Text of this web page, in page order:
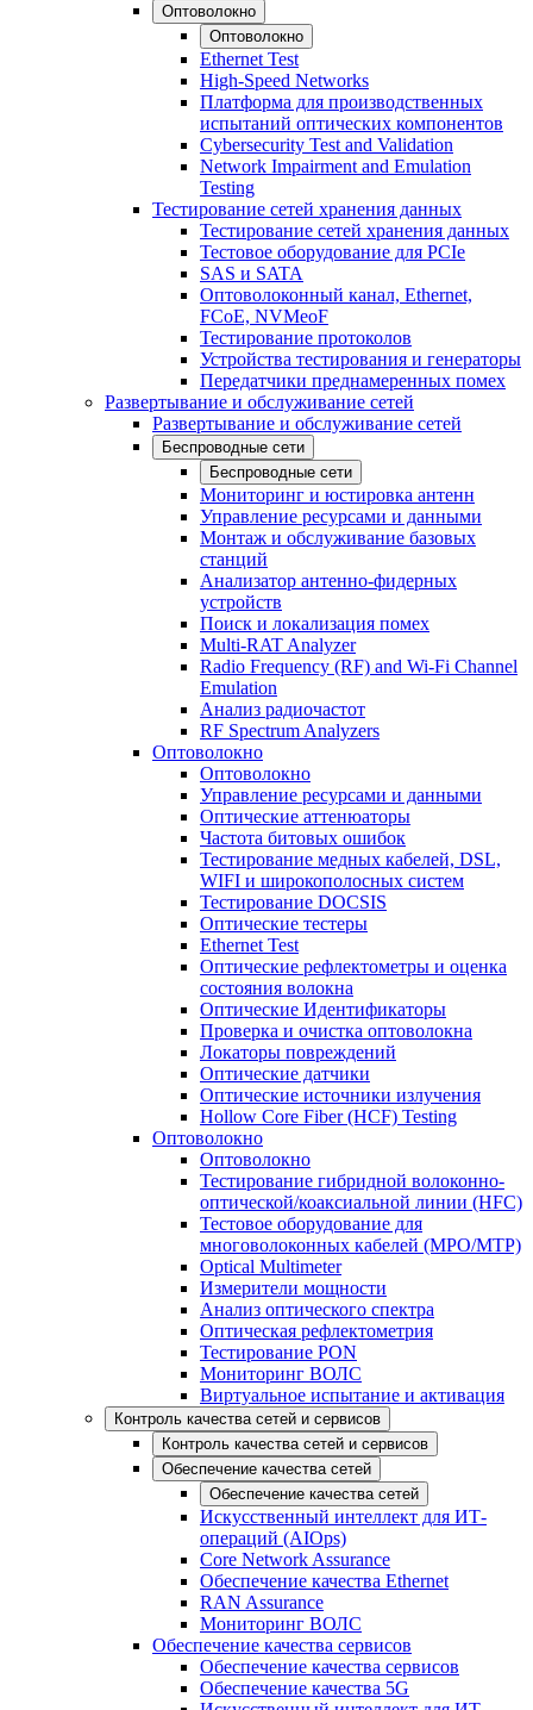
Оптоволокно
Оптоволокно
Ethernet Test
High-Speed Networks
Платформа для производственных
испытаний оптических компонентов
Cybersecurity Test and Validation
Network Impairment and Emulation
Testing
Тестирование сетей хранения данных
Тестирование сетей хранения данных
Тестовое оборудование для PCIe
SAS и SATA
Оптоволоконный канал, Ethernet,
FCoE, NVMeoF
Тестирование протоколов
Устройства тестирования и генераторы
Передатчики преднамеренных помех
Развертывание и обслуживание сетей
Развертывание и обслуживание сетей
Беспроводные сети
Беспроводные сети
Мониторинг и юстировка антенн
Управление ресурсами и данными
Монтаж и обслуживание базовых
станций
Анализатор антенно-фидерных
устройств
Поиск и локализация помех
Multi-RAT Analyzer
Radio Frequency (RF) and Wi-Fi Channel
Emulation
Анализ радиочастот
RF Spectrum Analyzers
Оптоволокно
Оптоволокно
Управление ресурсами и данными
Оптические aттенюаторы
Частота битовых ошибок
Тестирование медных кабелей, DSL,
WIFI и широкополосных систем
Тестирование DOCSIS
Оптические тестеры
Ethernet Test
Оптические рефлектометры и оценка
состояния волокна
Оптические Идентификаторы
Проверка и очистка оптоволокна
Локаторы повреждений
Оптические датчики
Оптические источники излучения
Hollow Core Fiber (HCF) Testing
Оптоволокно
Оптоволокно
Тестирование гибридной волоконно-
оптической/коаксиальной линии (HFC)
Тестовое оборудование для
многоволоконных кабелей (MPO/MTP)
Optical Multimeter
Измерители мощности
Анализ оптического спектра
Оптическая рефлектометрия
Тестирование PON
Мониторинг ВОЛС
Виртуальное испытание и активация
Контроль качества сетей и сервисов
Контроль качества сетей и сервисов
Обеспечение качества сетей
Обеспечение качества сетей
Искусственный интеллект для ИТ-
операций (AIOps)
Core Network Assurance
Обеспечение качества Ethernet
RAN Assurance
Мониторинг ВОЛС
Обеспечение качества сервисов
Обеспечение качества сервисов
Обеспечение качества 5G